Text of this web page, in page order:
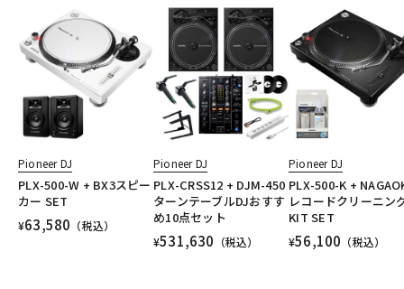
Pioneer DJ
PLX-500-W + BX3スピー
カー SET
¥63,580 （税込）
Pioneer DJ
PLX-CRSS12 + DJM-450
ターンテーブルDJおすす
め10点セット
¥531,630 （税込）
Pioneer DJ
PLX-500-K +
レコードクリーニン
KIT SET
¥56,100 （税込）